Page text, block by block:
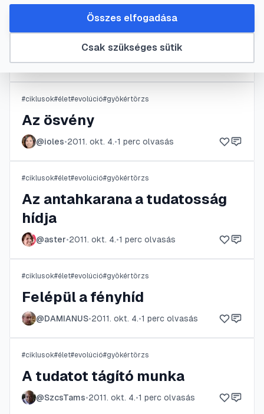
evolúció#gyökértörzs
Az antahkarana
@MrBean•2011. okt. 4.•1perc olvasás
#ciklusok#élet#evolúció#gyökértörzs
Az ösvény
@ioles•2011. okt. 4.•1 perc olvasás
#ciklusok#élet#evolúció#gyökértörzs
Az antahkarana a tudatosság
hídja
@aster•2011. okt. 4.•1 perc olvasás
#ciklusok#élet#evolúció#gyökértörzs
Felépül a fényhíd
@DAMIANUS•2011. okt. 4.•1 perc olvasás
#ciklusok#élet#evolúció#gyökértörzs
A tudatot tágító munka
@SzcsTams•2011. okt. 4.•1 perc olvasás
Csak szükséges sütik
Összes elfogadása